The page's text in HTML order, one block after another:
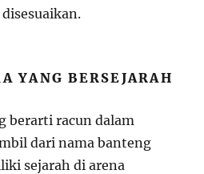
YANG BERSEJARAH
berarti racun dalam
dari nama banteng
sejarah di arena